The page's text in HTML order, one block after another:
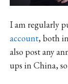
I am regularly
account, both
also post any
ups in China,